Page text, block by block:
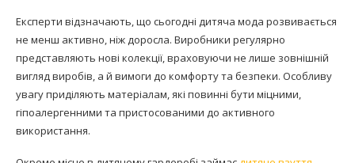
Експерти відзначають, що сьогодні дитяча мода розвивається
не менш активно, ніж доросла. Виробники регулярно
представляють нові колекції, враховуючи не лише зовнішній
вигляд виробів, а й вимоги до комфорту та безпеки. Особливу
увагу приділяють матеріалам, які повинні бути міцними,
гіпоалергенними та пристосованими до активного
використання.